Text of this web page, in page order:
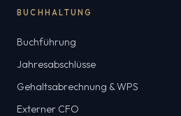
BUCHHALTUNG
Buchführung
Jahresabschlüsse
Gehaltsabrechnung & WPS
Externer CFO